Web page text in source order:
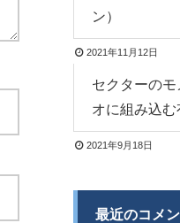
ン）
2021年11月12日
セクターのモ
オに組み込む
2021年9月18日
最近のコメ